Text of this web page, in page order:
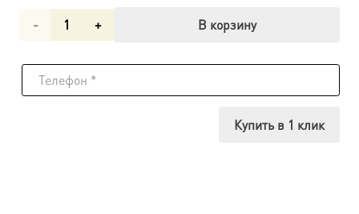
Количество
Косьма
В корзину
Купить в 1 клик